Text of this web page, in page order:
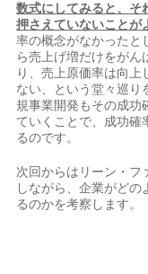
数式にしてみると、そ
押さえていないことが
率の概念がなかったと
ら売上げ増だけをがん
り、売上原価率は向上
ない、という堂々巡り
規事業開発もその成功
ていくことで、成功確
るのです。
次回からはリーン・フ
しながら、企業がど
るのかを考察します。